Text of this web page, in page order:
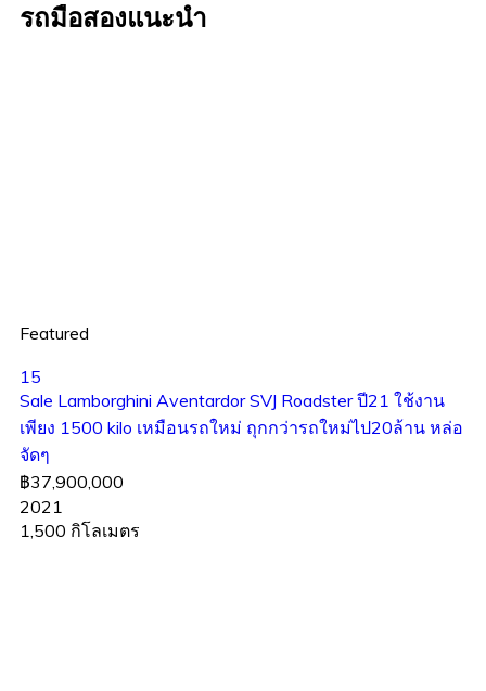
รถมือสองแนะนำ
Featured
15
Sale Lamborghini Aventardor SVJ Roadster ปี21 ใช้งาน
เพียง 1500 kilo เหมือนรถใหม่ ถุกกว่ารถใหม่ไป20ล้าน หล่อ
จัดๆ
฿37,900,000
2021
1,500 กิโลเมตร